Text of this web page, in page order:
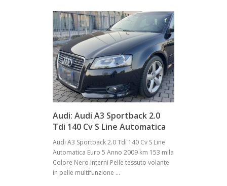
Audi: Audi A3 Sportback 2.0
Tdi 140 Cv S Line Automatica
Audi A3 Sportback 2.0 Tdi 140 Cv S Line
Automatica Euro 5 Anno 2009 km 153 mila
Colore Nero interni Pelle tessuto volante
in pelle multifunzione ...